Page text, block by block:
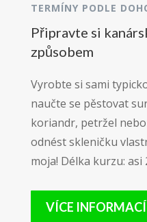
TERMÍNY PODLE
Připravte si
způsobem
Vyrobte si sami
naučte se pěstovat
koriandr, petržel nebo
odnést skleničku
moja! Délka kurzu: asi
VÍCE INFORMACÍ